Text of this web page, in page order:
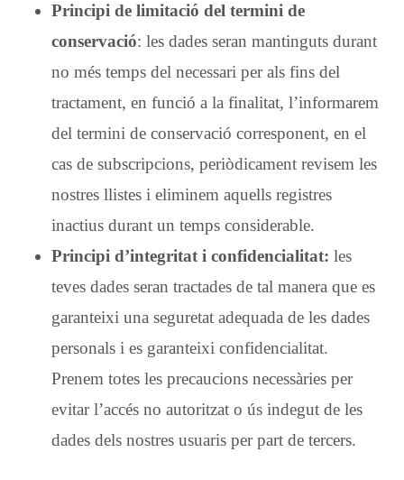
Principi de limitació del termini de
conservació: les dades seran mantinguts durant
no més temps del necessari per als fins del
tractament, en funció a la finalitat, l’informarem
del termini de conservació corresponent, en el
cas de subscripcions, periòdicament revisem les
nostres llistes i eliminem aquells registres
inactius durant un temps considerable.
Principi d’integritat i confidencialitat: les
teves dades seran tractades de tal manera que es
garanteixi una seguretat adequada de les dades
personals i es garanteixi confidencialitat.
Prenem totes les precaucions necessàries per
evitar l’accés no autoritzat o ús indegut de les
dades dels nostres usuaris per part de tercers.